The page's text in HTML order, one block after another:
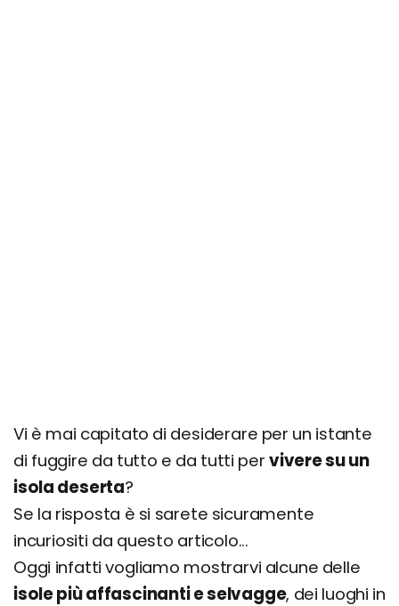
Vi è mai capitato di desiderare per un istante
di fuggire da tutto e da tutti pervivere su un
isola deserta?
Se la risposta è si sarete sicuramente
incuriositi da questo articolo...
Oggi infatti vogliamo mostrarvi alcune delle
isole più affascinanti e selvagge, dei luoghi in